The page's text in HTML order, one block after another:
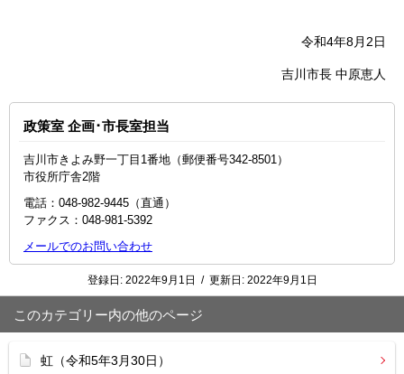
令和4年8月2日
吉川市長 中原恵人
政策室 企画･市長室担当
吉川市きよみ野一丁目1番地（郵便番号342-8501）
市役所庁舎2階
電話：048‐982‐9445（直通）
ファクス：048-981-5392
メールでのお問い合わせ
登録日: 2022年9月1日 / 更新日: 2022年9月1日
このカテゴリー内の他のページ
虹（令和5年3月30日）